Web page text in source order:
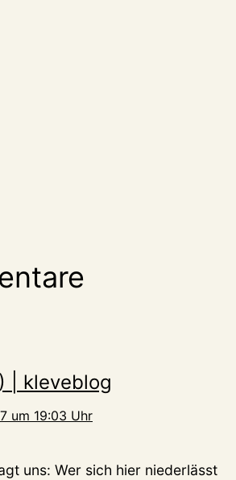
| kleveblog
um 19:03 Uhr
uns: Wer sich hier niederlässt